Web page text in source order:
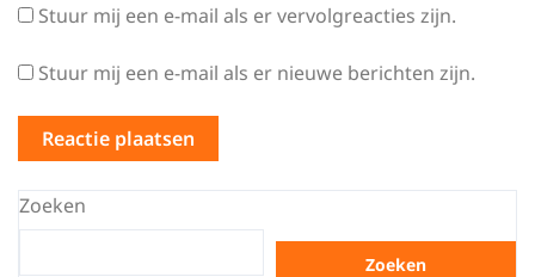
Stuur mij een e-mail als er vervolgreacties zijn.
Stuur mij een e-mail als er nieuwe berichten zijn.
Zoeken
Zoeken